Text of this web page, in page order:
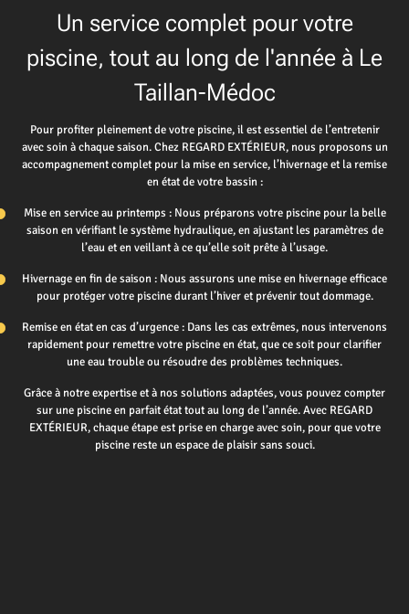
Un service complet pour votre
piscine, tout au long de l'année à Le
Taillan-Médoc
Pour profiter pleinement de votre piscine, il est essentiel de l’entretenir
avec soin à chaque saison. Chez REGARD EXTÉRIEUR, nous proposons un
accompagnement complet pour la mise en service, l’hivernage et la remise
en état de votre bassin :
Mise en service au printemps : Nous préparons votre piscine pour la belle
saison en vérifiant le système hydraulique, en ajustant les paramètres de
l’eau et en veillant à ce qu’elle soit prête à l’usage.
Hivernage en fin de saison : Nous assurons une mise en hivernage efficace
pour protéger votre piscine durant l’hiver et prévenir tout dommage.
Remise en état en cas d’urgence : Dans les cas extrêmes, nous intervenons
rapidement pour remettre votre piscine en état, que ce soit pour clarifier
une eau trouble ou résoudre des problèmes techniques.
Grâce à notre expertise et à nos solutions adaptées, vous pouvez compter
sur une piscine en parfait état tout au long de l’année. Avec REGARD
EXTÉRIEUR, chaque étape est prise en charge avec soin, pour que votre
piscine reste un espace de plaisir sans souci.